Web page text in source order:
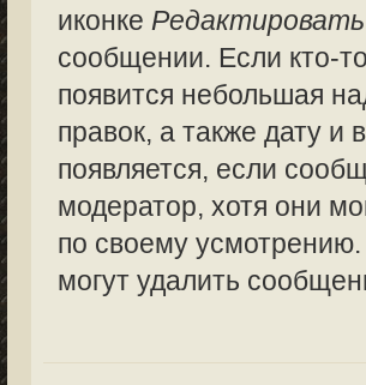
иконке
сообщении. Если кто-
появится небольшая
правок, а также дату и
появляется, если
модератор, хотя они
по своему
могут удалить